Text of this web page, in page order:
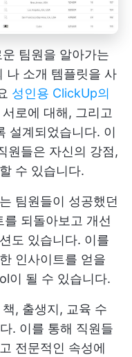
팀원을 알아가는
나 소개 템플릿을 사
성인용 ClickUp의
로에 대해, 그리고
설계되었습니다. 이
원들은 자신의 강점,
수 있습니다.
팀원들이 성공했던
되돌아보고 개선
도 있습니다. 이를
인사이트를 얻을
이 될 수 있습니다.
, 출생지, 교육 수
. 이를 통해 직원들
전문적인 속성에